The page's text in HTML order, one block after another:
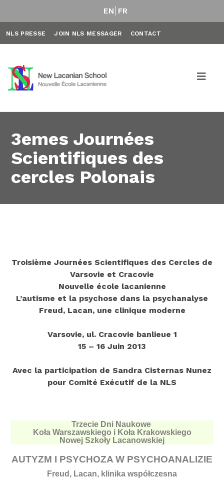
EN FR
NLS PRESSE JOIN NLS MESSAGER CONTACT
3emes Journées
Scientifiques des
cercles Polonais
Troisième Journées Scientifiques des Cercles de
Varsovie et Cracovie
Nouvelle école lacanienne
L’autisme et la psychose dans la psychanalyse
Freud, Lacan, une clinique moderne
Varsovie, ul. Cracovie banlieue 1
15 – 16 Juin 2013
Avec la participation de Sandra Cisternas Nunez
pour Comité Exécutif de la NLS
Trzecie Dni Naukowe
Koła Warszawskiego i Koła Krakowskiego
Nowej Szkoły Lacanowskiej
AUTYZM I PSYCHOZA W PSYCHOANALIZIE
Freud, Lacan, klinika współczesna